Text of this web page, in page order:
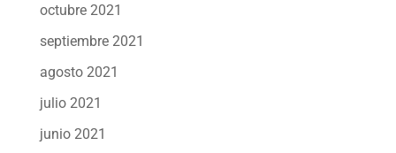
octubre 2021
septiembre 2021
agosto 2021
julio 2021
junio 2021